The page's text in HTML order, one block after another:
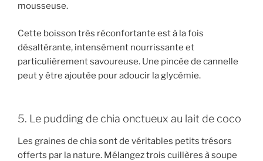
mousseuse.
Cette boisson très réconfortante est à la fois
désaltérante, intensément nourrissante et
particulièrement savoureuse. Une pincée de cannelle
peut y être ajoutée pour adoucir la glycémie.
5. Le pudding de chia onctueux au lait de coco
Les graines de chia sont de véritables petits trésors
offerts par la nature. Mélangez trois cuillères à soupe